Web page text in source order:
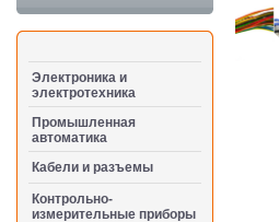
Электроника и
электротехника
Промышленная
автоматика
Кабели и разъемы
Контрольно-
измерительные приборы